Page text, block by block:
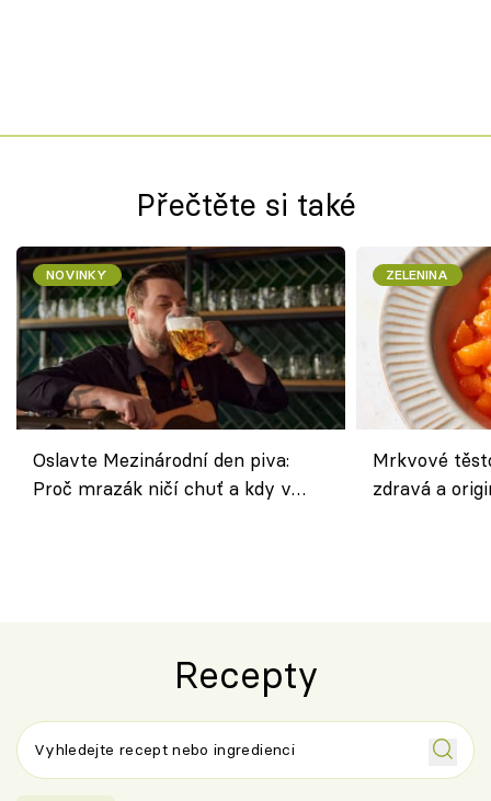
Přečtěte si také
NOVINKY
Oslavte Mezinárodní den piva:
Proč mrazák ničí chuť a kdy v
ZELENINA
Mrkvové
zdravá a
Recepty